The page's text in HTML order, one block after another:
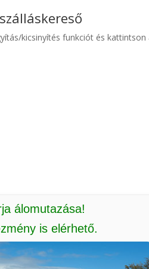
kicsinyítés funkciót és
álomutazása!
is elérhető.